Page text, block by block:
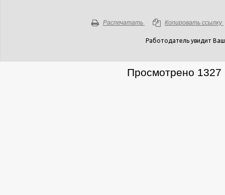
Распечатать Копировать ссылку
Работодатель увидит
Просмотрено 1327